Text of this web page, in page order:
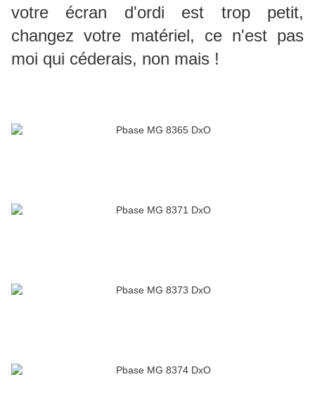
votre écran d'ordi est trop petit,
changez votre matériel, ce n'est pas
moi qui céderais, non mais !